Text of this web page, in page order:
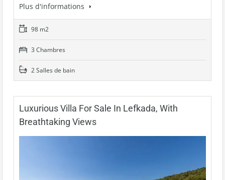
Plus d'informations
98 m2
3 Chambres
2 Salles de bain
Luxurious Villa For Sale In Lefkada, With
Breathtaking Views